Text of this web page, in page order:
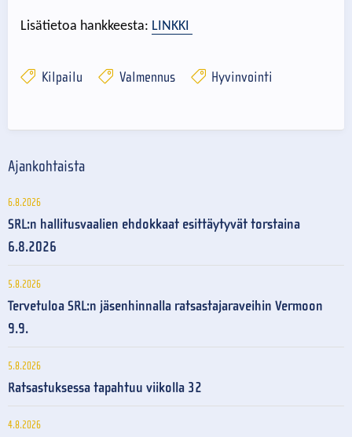
Lisätietoa hankkeesta: LINKKI
Kilpailu Valmennus Hyvinvointi
Ajankohtaista
6.8.2026
SRL:n hallitusvaalien ehdokkaat esittäytyvät torstaina
6.8.2026
5.8.2026
Tervetuloa SRL:n jäsenhinnalla ratsastajaraveihin Vermoon
9.9.
5.8.2026
Ratsastuksessa tapahtuu viikolla 32
4.8.2026